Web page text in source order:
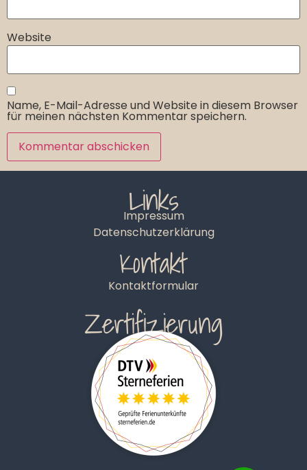
Website
Name, E-Mail-Adresse und Website in diesem Browser
für meinen nächsten Kommentar speichern.
Links
Impressum
Datenschutzerklärung
Kontakt
Kontaktformular
Zertifizierung